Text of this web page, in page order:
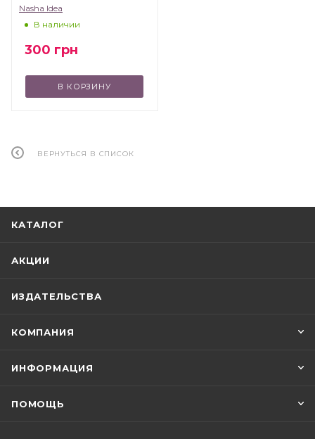
Nasha Idea
В наличии
300 грн
В КОРЗИНУ
ВЕРНУТЬСЯ В СПИСОК
КАТАЛОГ
АКЦИИ
ИЗДАТЕЛЬСТВА
КОМПАНИЯ
ИНФОРМАЦИЯ
ПОМОЩЬ